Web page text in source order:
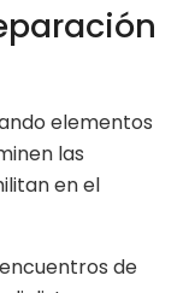
elementos
las
en el
de